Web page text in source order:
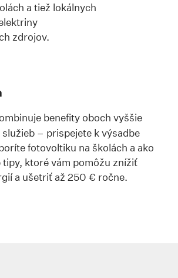
a tiež lokálnych
zdrojov.
benefity oboch vyššie
– prispejete k výsadbe
fotovoltiku na školách a ako
tipy, ktoré vám pomôžu znížiť
a ušetriť až 250 € ročne.